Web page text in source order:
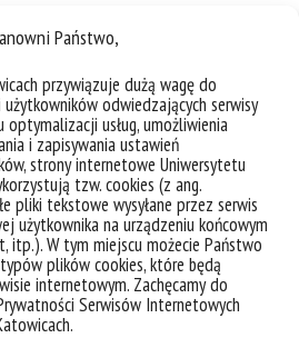
Państwo,
przywiązuje dużą wagę do
odwiedzających serwisy
usług, umożliwienia
i zapisywania ustawień
strony internetowe Uniwersytetu
tzw. cookies (z ang.
pliki tekstowe wysyłane przez serwis
użytkownika na urządzeniu końcowym
itp.). W tym miejscu możecie Państwo
plików cookies, które będą
internetowym. Zachęcamy do
Serwisów Internetowych